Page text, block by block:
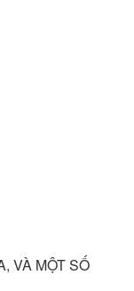
VÀ MỘT SỐ